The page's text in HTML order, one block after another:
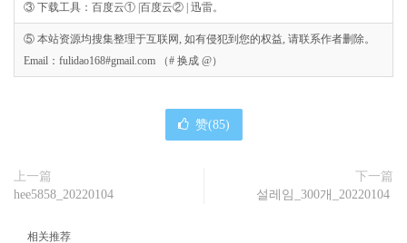
③ 下载工具：百度云① |百度云② | 迅雷。
⑤ 本站资源均搜集整理于互联网, 如有侵犯到您的权益, 请联系作者删除。
Email：fulidao168#gmail.com （# 换成 @）
赞(85)
上一篇
hee5858_20220104
下一篇
설레임_300개_20220104
相关推荐